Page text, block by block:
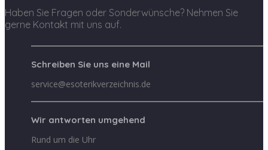
Haben Sie Fragen oder Sonderwünsche? Nehmen Sie
gerne Kontakt mit uns auf.
Schreiben Sie uns eine Mail
service@esoterikverzeichnis.de
Wir antworten umgehend
Rund um die Uhr